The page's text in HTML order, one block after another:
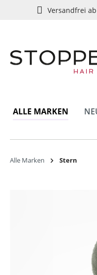
ZurVersandfrei
ALLE MARKEN
Alle Marken Stern